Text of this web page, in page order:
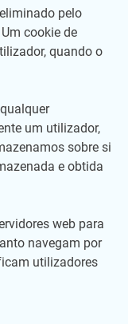
pelo
cookie de
quando o
um utilizador,
sobre si
e obtida
web para
navegam por
utilizadores